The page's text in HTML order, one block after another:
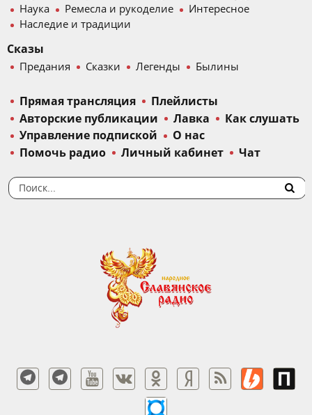
Наука
Ремесла и рукоделие
Интересное
Наследие и традиции
Сказы
Предания Сказки Легенды Былины
Прямая трансляция
Плейлисты
Авторские публикации
Лавка
Как слушать
Управление подпиской
О нас
Помочь радио
Личный кабинет Чат